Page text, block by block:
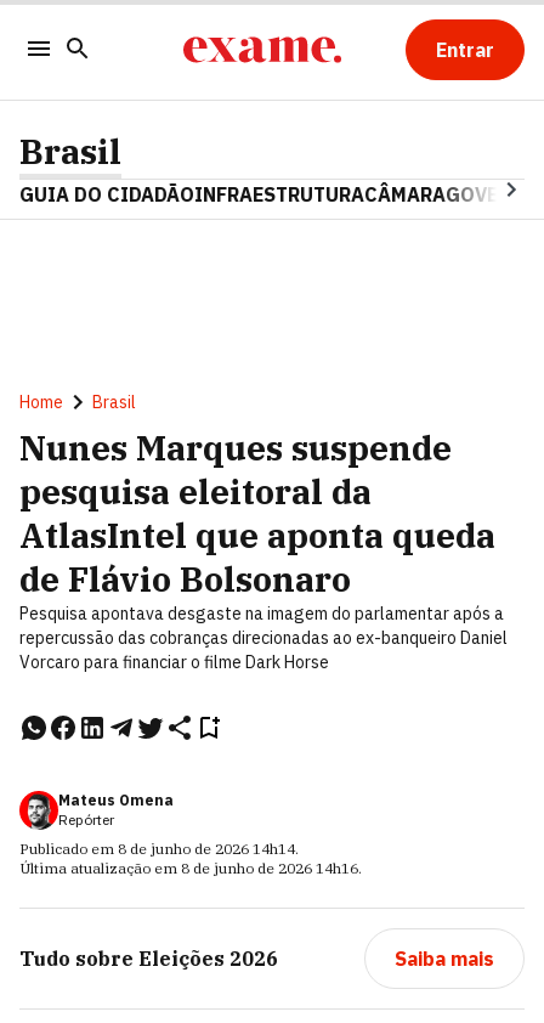
Entrar
Brasil
GUIA DO CIDADÃOINFRAESTRUTURACÂMARAGOVERNO
Home Brasil
Nunes Marques suspende
pesquisa eleitoral da
AtlasIntel que aponta queda
de Flávio Bolsonaro
Pesquisa apontava desgaste na imagem do parlamentar após a
repercussão das cobranças direcionadas ao ex-banqueiro Daniel
Vorcaro para financiar o filme Dark Horse
Mateus Omena
Repórter
Publicado em 8 de junho de 2026 14h14.
Última atualização em 8 de junho de 2026 14h16.
Tudo sobre Eleições 2026 Saiba mais